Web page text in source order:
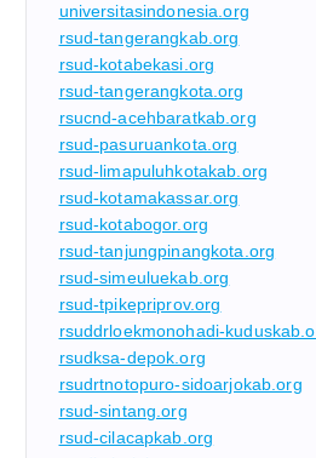
universitasindonesia.org
rsud-tangerangkab.org
rsud-kotabekasi.org
rsud-tangerangkota.org
rsucnd-acehbaratkab.org
rsud-pasuruankota.org
rsud-limapuluhkotakab.org
rsud-kotamakassar.org
rsud-kotabogor.org
rsud-tanjungpinangkota.org
rsud-simeuluekab.org
rsud-tpikepriprov.org
rsuddrloekmonohadi-
rsudksa-depok.org
rsudrtnotopuro-sidoarjokab.org
rsud-sintang.org
rsud-cilacapkab.org